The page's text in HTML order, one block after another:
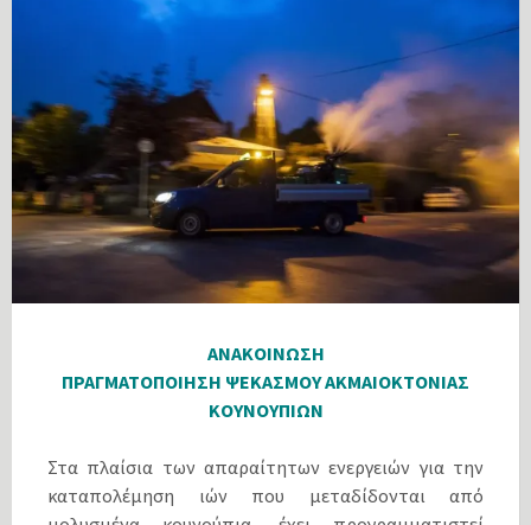
ΑΝΑΚΟΙΝΩΣΗ
ΠΡΑΓΜΑΤΟΠΟΙΗΣΗ ΨΕΚΑΣΜΟΥ ΑΚΜΑΙΟΚΤΟΝΙΑΣ
ΚΟΥΝΟΥΠΙΩΝ
Στα πλαίσια των απαραίτητων ενεργειών για την
καταπολέμηση ιών που μεταδίδονται από